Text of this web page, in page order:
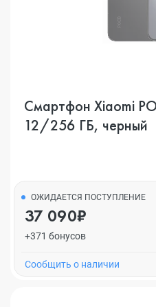
Смартфон Xiaomi
12/256 ГБ, черный
ОЖИДАЕТСЯ ПОСТУПЛЕНИЕ
37 090₽
+371 бонусов
Cообщить о наличии